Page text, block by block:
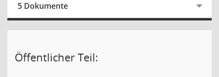
5 Dokumente
Öffentlicher Teil: